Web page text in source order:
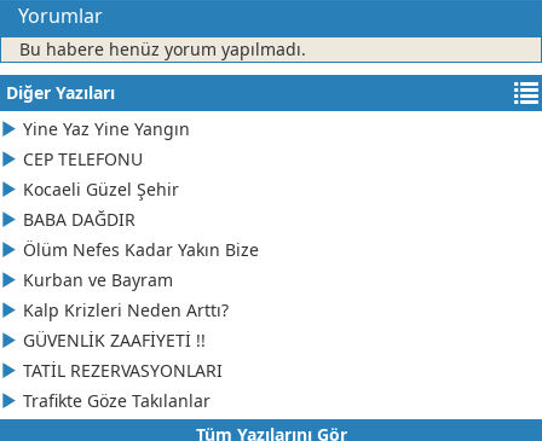
Yorumlar
Bu habere henüz yorum yapılmadı.
Diğer Yazıları
Yine Yaz Yine Yangın
CEP TELEFONU
Kocaeli Güzel Şehir
BABA DAĞDIR
Ölüm Nefes Kadar Yakın Bize
Kurban ve Bayram
Kalp Krizleri Neden Arttı?
GÜVENLİK ZAAFİYETİ !!
TATİL REZERVASYONLARI
Trafikte Göze Takılanlar
Tüm Yazılarını Gör